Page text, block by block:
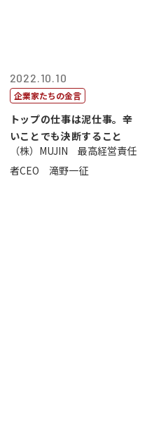
2022.10.10
企業家たちの金言
トップの仕事は泥仕事。辛
いことでも決断すること
（株）MUJIN 最高経営責任
者CEO 滝野一征